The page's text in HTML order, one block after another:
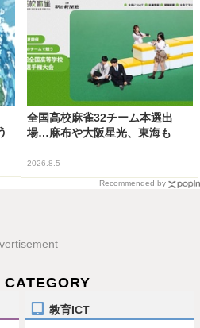
全国高校麻雀32チーム本選出
場…麻布や大阪星光、東海も
2026.8.5
Recommended by
CATEGORY
教育ICT